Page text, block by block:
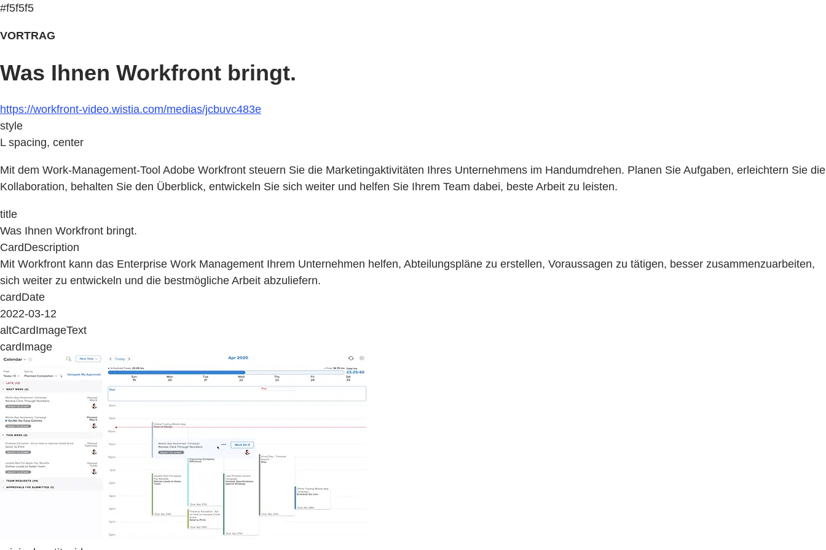
#f5f5f5
VORTRAG
Was Ihnen Workfront bringt.
https://workfront-video.wistia.com/medias/jcbuvc483e
style
L spacing, center
Mit dem Work-Management-Tool Adobe Workfront steuern Sie die Marketingaktivitäten Ihres Unternehmens im Handumdrehen. Planen Sie Aufgaben, erleichtern Sie die
Kollaboration, behalten Sie den Überblick, entwickeln Sie sich weiter und helfen Sie Ihrem Team dabei, beste Arbeit zu leisten.
title
Was Ihnen Workfront bringt.
CardDescription
Mit Workfront kann das Enterprise Work Management Ihrem Unternehmen helfen, Abteilungspläne zu erstellen, Voraussagen zu tätigen, besser zusammenzuarbeiten,
sich weiter zu entwickeln und die bestmögliche Arbeit abzuliefern.
cardDate
2022-03-12
altCardImageText
cardImage